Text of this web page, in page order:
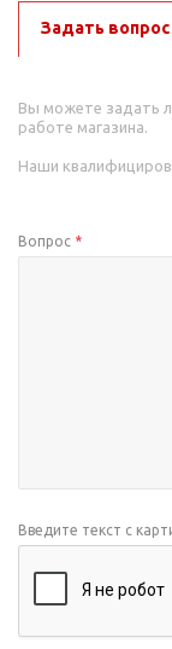
Задать вопрос
Вы можете задать
работе магазина.
Наши
Вопрос *
Введите текст с